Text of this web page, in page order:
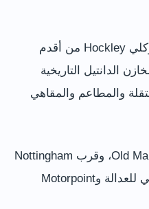
لايس ماركت Lace Market وهوكلي Hockley من أقدم
الدانتيل التاريخية
والمطاعم والمقاهي
تقع المنطقة شرق Old Market Square، وقرب Nottingham
Contemporary والمتحف الوطني للعدالة وMotorpoint